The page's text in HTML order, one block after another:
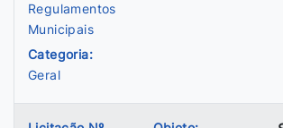
Regulamentos
Municipais
Categoria:
Geral